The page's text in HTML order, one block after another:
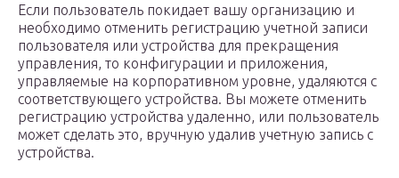
Если пользователь покидает вашу организацию и
необходимо отменить регистрацию учетной записи
пользователя или устройства для прекращения
управления, то конфигурации и приложения,
управляемые на корпоративном уровне, удаляются с
соответствующего устройства. Вы можете отменить
регистрацию устройства удаленно, или пользователь
может сделать это, вручную удалив учетную запись с
устройства.